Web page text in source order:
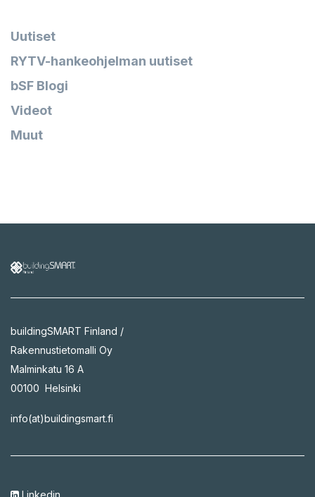
Uutiset
RYTV-hankeohjelman uutiset
bSF Blogi
Videot
Muut
buildingSMART Finland /
Rakennustietomalli Oy
Malminkatu 16 A
00100 Helsinki
info(at)buildingsmart.fi